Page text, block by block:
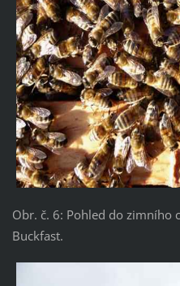
Obr. č. 6: Pohled do zimního
Buckfast.